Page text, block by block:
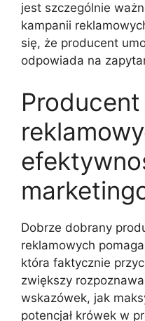
jest szczególnie
kampanii
się, że producent
odpowiada na
Dobrze dobrany
reklamowych
która faktycznie
zwiększy
wskazówek, jak
potencjał krówek w